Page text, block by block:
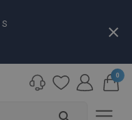
S close
0